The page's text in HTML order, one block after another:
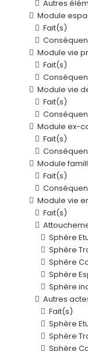
Autres
Module
Fait(s)
Module vie
Fait(s)
Module vie
Fait(s)
Module ex-
Fait(s)
Module
Fait(s)
Module vie
Fait(s)
Sphère
Sphère
Sphère
Sphère
Sphère
Autres
Fait(s)
Sphère
Sphère
Sphère